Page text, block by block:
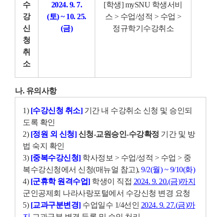
수
강
신
청
취
소
2024. 9. 7.
(토) ~ 10. 25.
(금)
[학생] mySNU 학생서비
스 > 수업/성적 > 수업 >
정규학기수강취소
나. 유의사항
1) [수강신청 취소]기간 내 수강취소 신청 및 승인되
도록 확인
2) [정원 외 신청] 신청-교원승인-수강확정 기간 및 방
법 숙지 확인
3) [중복수강신청] 학사정보 > 수업/성적 > 수업 > 중
복수강신청에서 신청(매뉴얼 참고), 9/2(월) ~ 9/10(화)
4) [군휴학 원격수업]학생이 직접 2024. 9. 20.(금)까지
군인공제회 나라사랑포털에서 수강신청 변경 요청
5) [교과구분변경]수업일수 1/4선인 2024. 9. 27.(금)까